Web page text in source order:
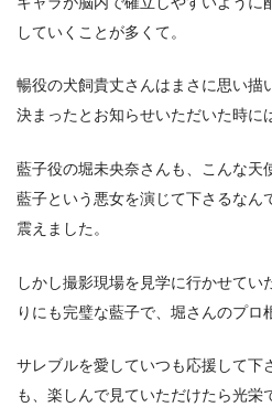
していくことが多くて。
暢役の⽝飼貴丈さんはまさに思い描
決まったとお知らせいただいた時に
藍⼦役の堀未央奈さんも、こんな天
藍⼦という悪⼥を演じて下さるな
震えました。
しかし撮影現場を⾒学に⾏かせてい
りにも完璧な藍⼦で、堀さんのプロ
サレブルを愛していつも応援して下
も、楽しんで⾒ていただけたら光栄